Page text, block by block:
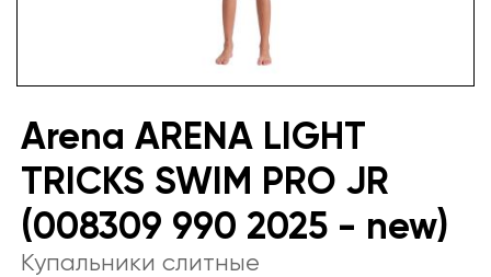
Arena ARENA LIGHT
TRICKS SWIM PRO JR
(008309 990 2025 - new)
Купальники слитные